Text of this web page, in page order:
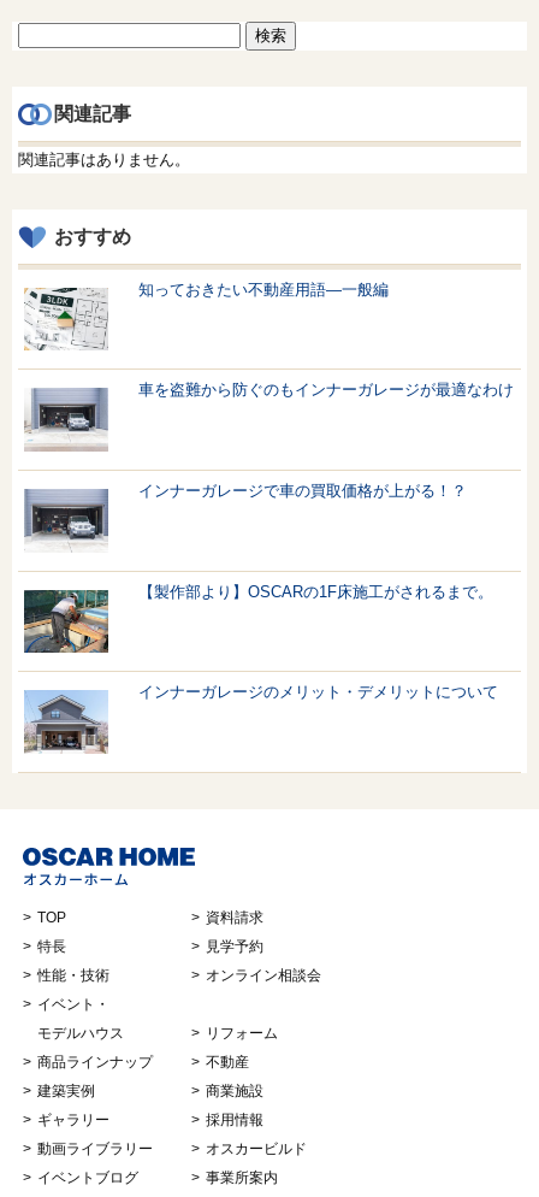
索:
関連記事
関連記事はありません。
おすすめ
知っておきたい不動産用語—一般編
車を盗難から防ぐのもインナーガレージが最適なわけ
インナーガレージで車の買取価格が上がる！？
【製作部より】OSCARの1F床施工がされるまで。
インナーガレージのメリット・デメリットについて
TOP
特長
性能・技術
イベント・
モデルハウス
商品ラインナップ
建築実例
ギャラリー
動画ライブラリー
イベントブログ
資料請求
見学予約
オンライン相談会
リフォーム
不動産
商業施設
採用情報
オスカービルド
事業所案内